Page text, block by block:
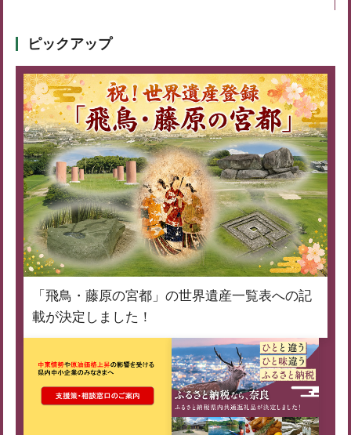
ピックアップ
「飛鳥・藤原の宮都」の世界遺産一覧表への記
載が決定しました！